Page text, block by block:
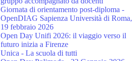
Giornata di orientamento post-diploma -
OpenDIAG Sapienza Università di Roma,
19 febbraio 2026
Open Day Unifi 2026: il viaggio verso il
futuro inizia a Firenze
Unica - La scuola di tutti